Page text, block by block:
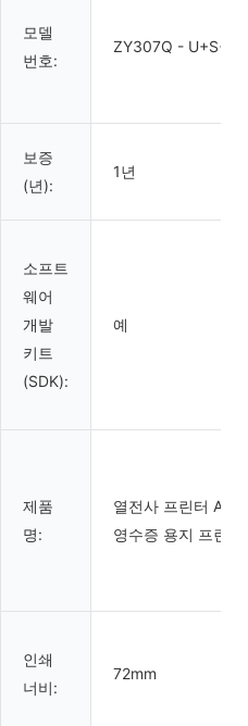
모델
번호:
ZY307Q - U+S+L
보증
(년):
1년
소프트
웨어
개발
키트
(SDK):
예
제품
명:
열전사 프린터
영수증 용지 프린터
인쇄
너비:
72mm